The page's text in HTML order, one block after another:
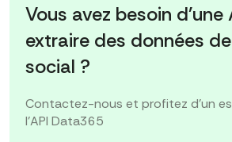
Vous avez besoin d'une
extraire des données
social ?
Contactez-nous et profitez d'un
l'API Data365